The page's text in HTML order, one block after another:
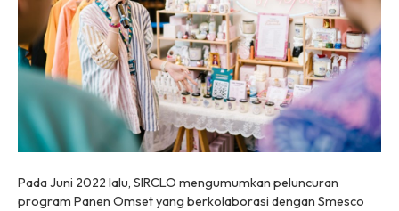
Pada Juni 2022 lalu, SIRCLO mengumumkan peluncuran
program Panen Omset yang berkolaborasi dengan Smesco